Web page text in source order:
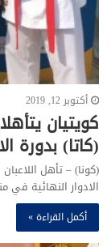
أكتوبر 12, 2019
كويتيان
(كاتا) بدورة
(كونا) – تأهل
الادوار النهائية في
أكمل القراءة »